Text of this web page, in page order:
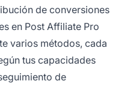
de conversiones
en Post Affiliate Pro
varios métodos, cada
tus capacidades
de